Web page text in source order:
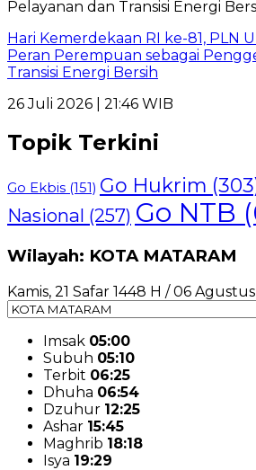
Hari Kemerdekaan RI ke-81, PLN
Peran Perempuan sebagai
Transisi Energi Bersih
26 Juli 2026 | 21:46 WIB
Topik Terkini
Go Ekbis (151) Go Hukrim
Nasional (257) Go NTB
Wilayah: KOTA MATARAM
Kamis, 21 Safar 1448 H / 06
Imsak 05:00
Subuh 05:10
Terbit 06:25
Dhuha 06:54
Dzuhur 12:25
Ashar 15:45
Maghrib 18:18
Isya 19:29